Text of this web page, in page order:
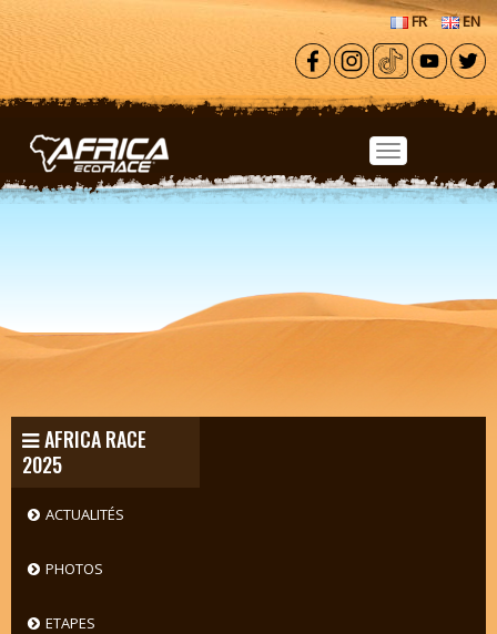
Aller au contenu principal
FR EN
AFRICA RACE
2025
ACTUALITÉS
PHOTOS
ETAPES